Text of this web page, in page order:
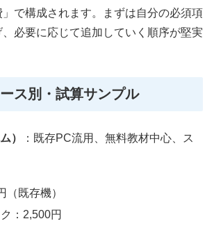
で構成されます。まずは自分の必須項
、必要に応じて追加していく順序が堅実
ス別・試算サンプル
）
：既存PC流用、無料教材中心、ス
（既存機）
：2,500円